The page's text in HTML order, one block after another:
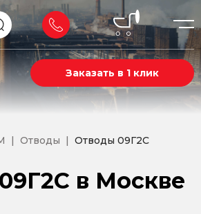
Заказать в 1 клик
Отводы Отводы 09Г2С
в Москве